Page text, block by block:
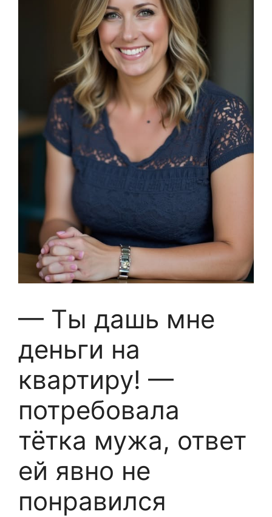
— Ты дашь мне
деньги на
квартиру! —
потребовала
тётка мужа, ответ
ей явно не
понравился